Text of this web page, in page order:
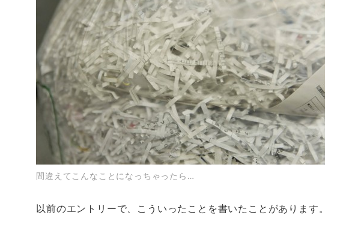
間違えてこんなことになっちゃったら…
以前のエントリーで、こういったことを書いたことがあります。